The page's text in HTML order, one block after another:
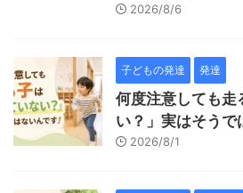
2026/8/6
子どもの発達 発達
何度注意しても走
い？」実はそうで
2026/8/1